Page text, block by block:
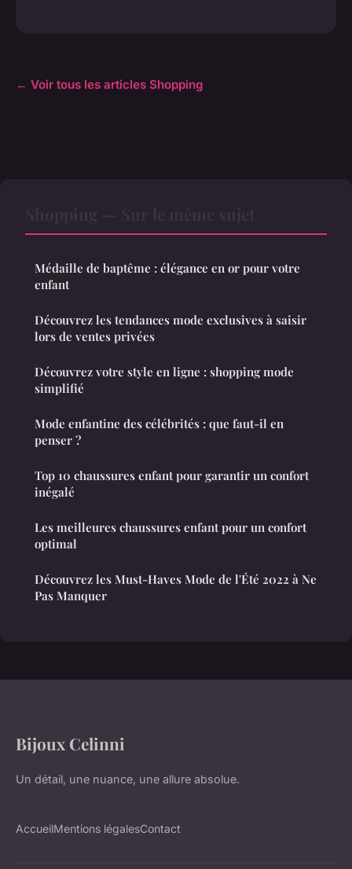
← Voir tous les articles Shopping
Médaille de baptême : élégance en or pour votre
enfant
Découvrez les tendances mode exclusives à saisir
lors de ventes privées
Découvrez votre style en ligne : shopping mode
simplifié
Mode enfantine des célébrités : que faut-il en
penser ?
Top 10 chaussures enfant pour garantir un confort
inégalé
Les meilleures chaussures enfant pour un confort
optimal
Découvrez les Must-Haves Mode de l'Été 2022 à Ne
Pas Manquer
Bijoux Celinni
Un détail, une nuance, une allure absolue.
AccueilMentions légalesContact